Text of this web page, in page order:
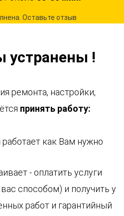
устранены !
ремонта, настройки,
принять работу:
как Вам нужно
- оплатить услуги
способом) и получить у
работ и гарантийный